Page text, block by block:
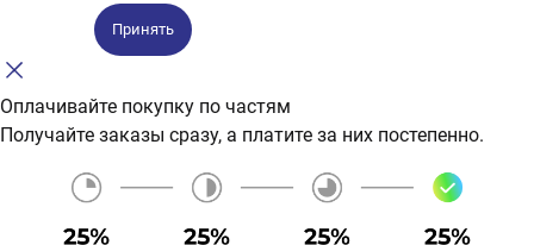
Принять
Оплачивайте покупку по частям
Получайте заказы сразу, а платите за них постепенно.